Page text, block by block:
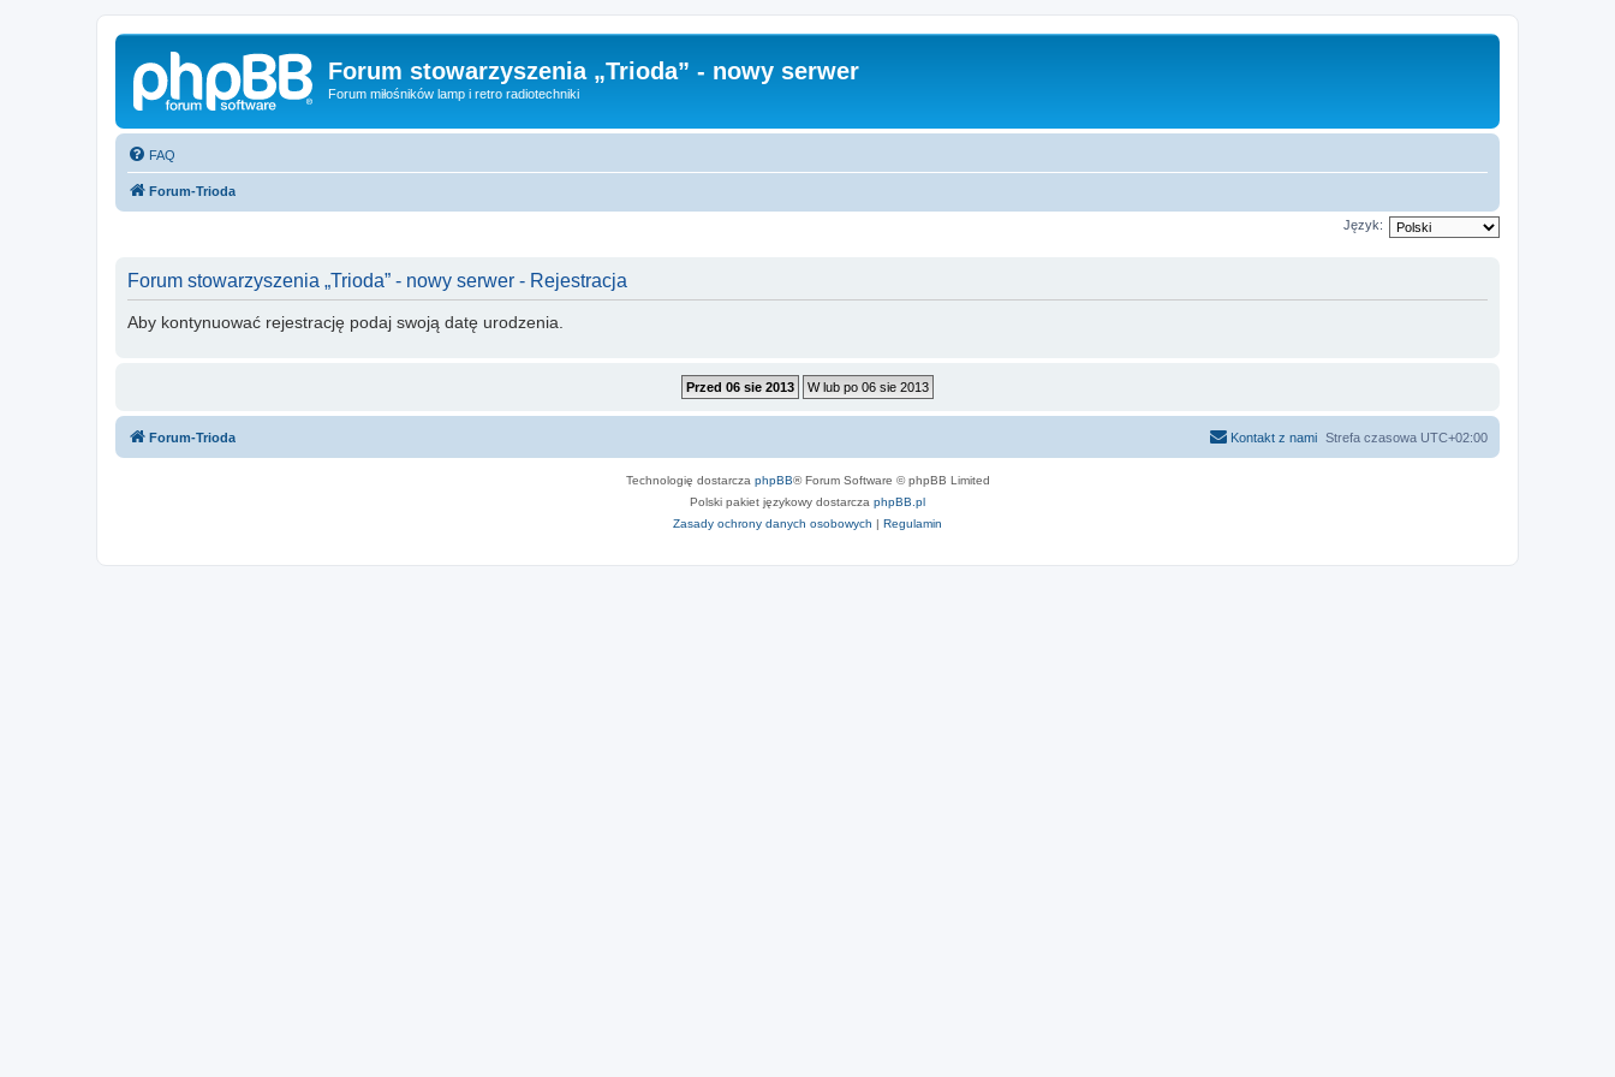
Forum stowarzyszenia „Trioda” - nowy serwer
Forum miłośników lamp i retro radiotechniki
FAQ
Forum-Trioda
Język:
Forum stowarzyszenia „Trioda” - nowy serwer - Rejestracja
Aby kontynuować rejestrację podaj swoją datę urodzenia.
Forum-Trioda Strefa czasowa UTC+02:00
Kontakt z nami
Technologię dostarcza phpBB® Forum Software © phpBB Limited
Polski pakiet językowy dostarcza phpBB.pl
Zasady ochrony danych osobowych
Regulamin